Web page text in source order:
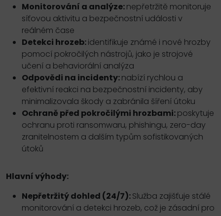
Monitorování a analýze:nepřetržitě monitoruje
síťovou aktivitu a bezpečnostní události v
reálném čase
Detekci hrozeb:identifikuje známé i nové hrozby
pomocí pokročilých nástrojů, jako je strojové
učení a behaviorální analýza
Odpovědi na incidenty:nabízí rychlou a
efektivní reakci na bezpečnostní incidenty, aby
minimalizovala škody a zabránila šíření útoku
Ochraně před pokročilými hrozbami:poskytuje
ochranu proti ransomwaru, phishingu, zero-day
zranitelnostem a dalším typům sofistikovaných
útoků
Hlavní výhody:
Nepřetržitý dohled (24/7):Služba zajišťuje stálé
monitorování a detekci hrozeb, což je zásadní pro